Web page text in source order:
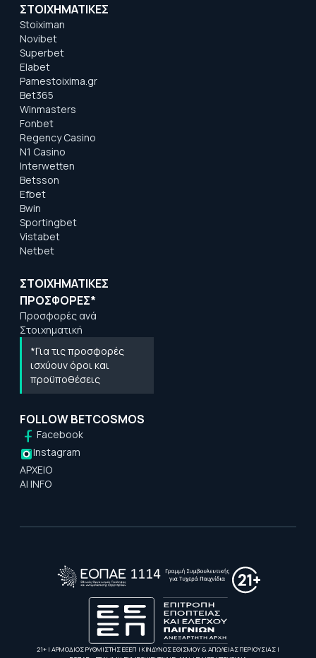
ΣΤΟΙΧΗΜΑΤΙΚΕΣ
Stoiximan
Novibet
Superbet
Elabet
Pamestoixima.gr
Bet365
Winmasters
Fonbet
Regency Casino
N1 Casino
Interwetten
Betsson
Efbet
Bwin
Sportingbet
Vistabet
Netbet
ΣΤΟΙΧΗΜΑΤΙΚΕΣ
ΠΡΟΣΦΟΡΕΣ*
Προσφορές ανά
Στοιχηματική
*Για τις προσφορές
ισχύουν όροι και
προϋποθέσεις
FOLLOW BETCOSMOS
Facebook
Instagram
ΑΡΧΕΙΟ
AI INFO
21+ | ΑΡΜΟΔΙΟΣ ΡΥΘΜΙΣΤΗΣ ΕΕΕΠ | ΚΙΝΔΥΝΟΣ ΕΘΙΣΜΟΥ & ΑΠΩΛΕΙΑΣ ΠΕΡΙΟΥΣΙΑΣ |